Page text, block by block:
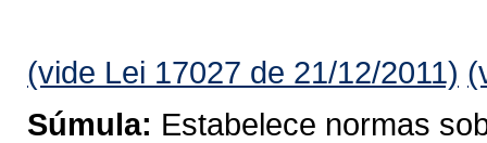
(vide Lei 17027 de 21/12/2011)
Súmula: Estabelece normas